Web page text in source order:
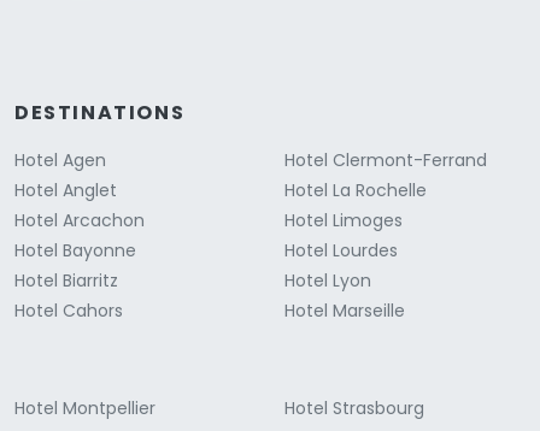
DESTINATIONS
Hotel Agen
Hotel Anglet
Hotel Arcachon
Hotel Bayonne
Hotel Biarritz
Hotel Cahors
Hotel Clermont-Ferrand
Hotel La Rochelle
Hotel Limoges
Hotel Lourdes
Hotel Lyon
Hotel Marseille
Hotel Montpellier
Hotel Strasbourg